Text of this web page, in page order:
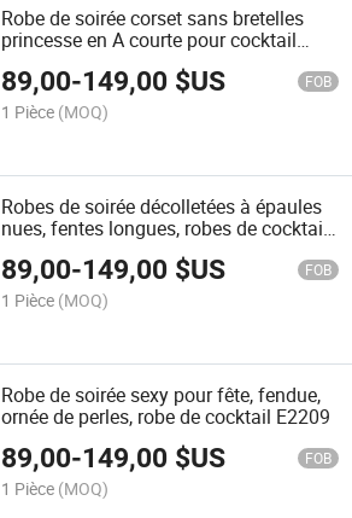
Robe de soirée corset sans bretelles
princesse en A courte pour cocktail
89,00-149,00 $US FOB
1 Pièce (MOQ)
Robes de soirée décolletées à épaules
nues, fentes longues, robes de cocktail
89,00-149,00 $US FOB
1 Pièce (MOQ)
Robe de soirée sexy pour fête, fendue,
ornée de perles, robe de cocktail E2209
89,00-149,00 $US FOB
1 Pièce (MOQ)